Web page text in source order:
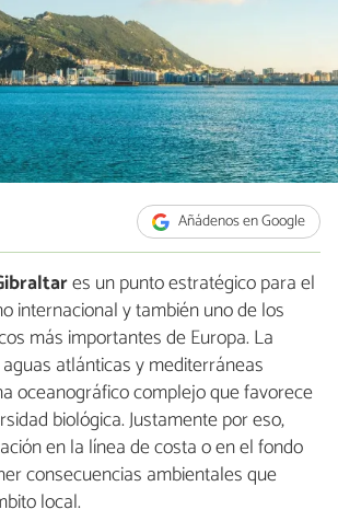
Añádenos en Google
es un punto estratégico para el
internacional y también uno de los
más importantes de Europa. La
atlánticas y mediterráneas
oceanográfico complejo que favorece
biológica. Justamente por eso,
en la línea de costa o en el fondo
consecuencias ambientales que
local.